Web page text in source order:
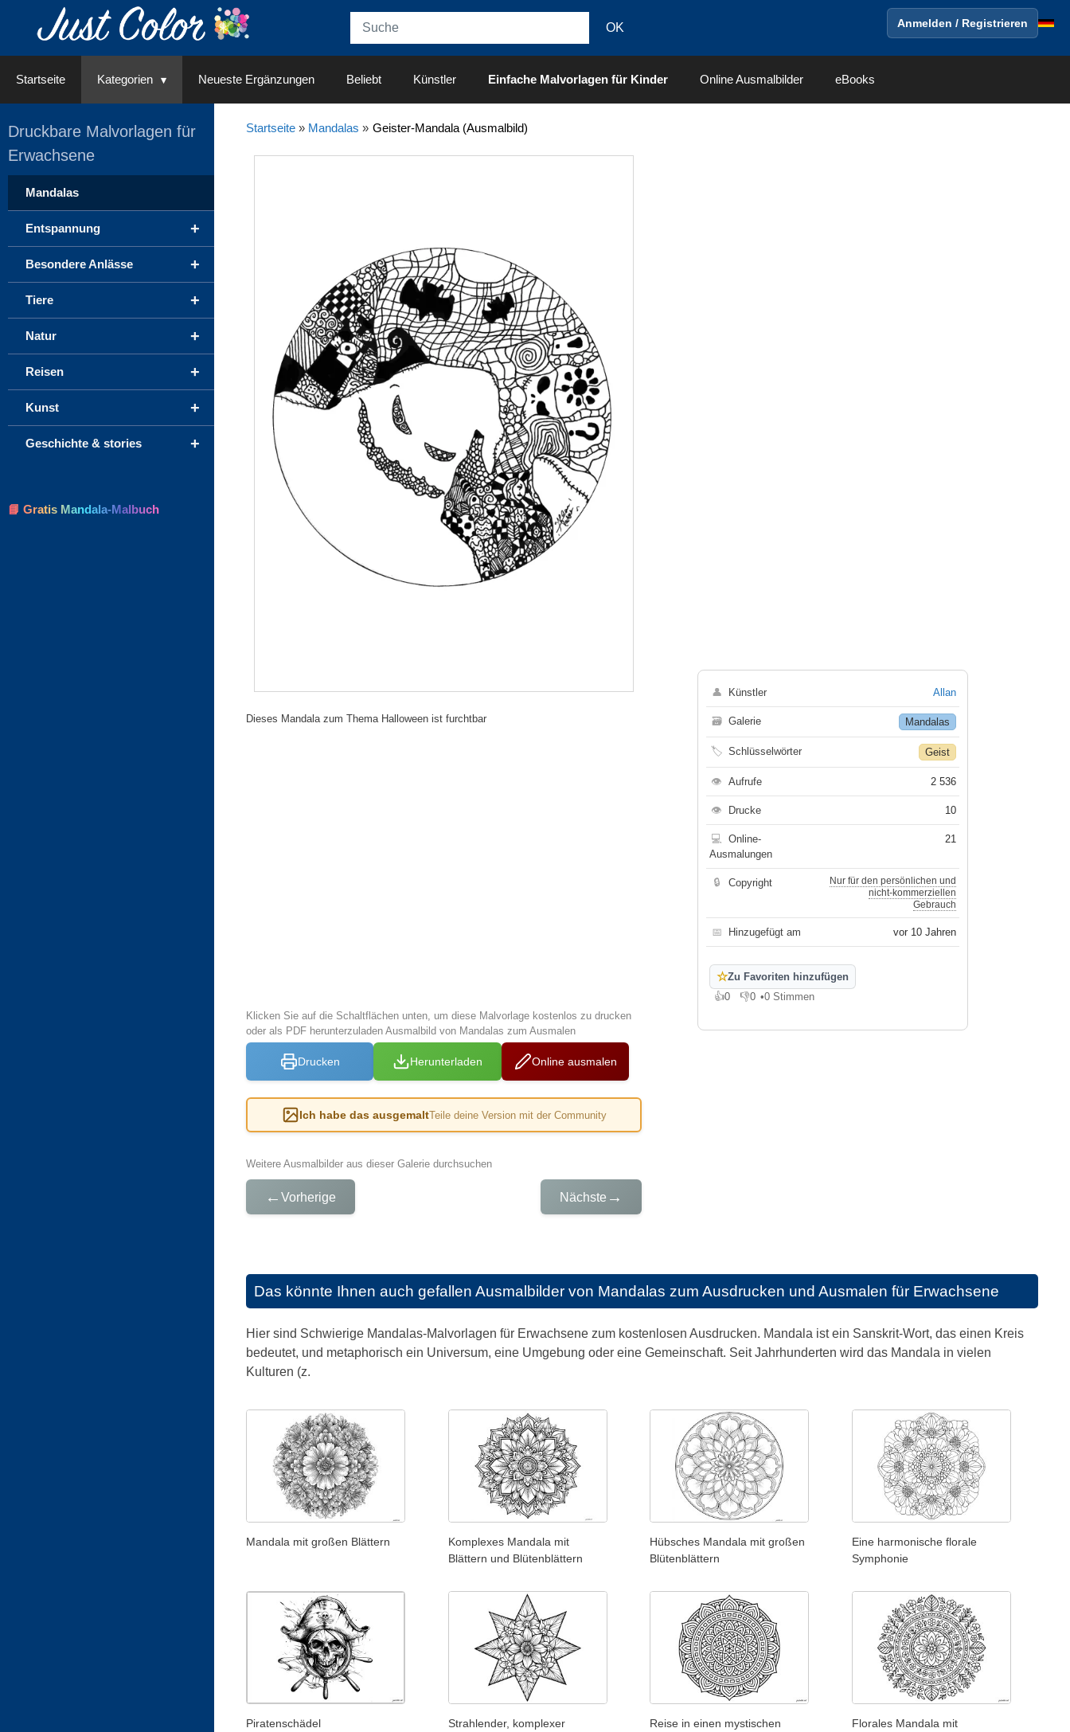
Anmelden / Registrieren
Startseite Kategorien Neueste Ergänzungen Beliebt Künstler Einfache Malvorlagen für Kinder Online Ausmalbilder eBooks
Startseite» Mandalas » Geister-Mandala (Ausmalbild)
Dieses Mandala zum Thema Halloween ist furchtbar
Klicken Sie auf die Schaltflächen unten, um diese Malvorlage kostenlos zu drucken
oder als PDF herunterzuladen Ausmalbild von Mandalas zum Ausmalen
Drucken Herunterladen Online ausmalen
Ich habe das ausgemaltTeile deine Version mit der Community
Weitere Ausmalbilder aus dieser Galerie durchsuchen
← Vorherige Nächste →
👤 Künstler Allan
🗃 Galerie Mandalas
🏷 Schlüsselwörter Geist
👁 Aufrufe 2 536
👁 Drucke 10
💻
Online-
Ausmalungen
21
🔒 Copyright
Nur für den persönlichen und
nicht-kommerziellen
Gebrauch
📅 Hinzugefügt am vor 10 Jahren
☆Zu Favoriten hinzufügen
👍0
Gefällt mir
👎0
Gefällt mir nicht
•0 Stimmen
Das könnte Ihnen auch gefallen Ausmalbilder von Mandalas zum Ausdrucken und Ausmalen für Erwachsene
Hier sind Schwierige Mandalas-Malvorlagen für Erwachsene zum kostenlosen Ausdrucken. Mandala ist ein Sanskrit-Wort, das einen Kreis
bedeutet, und metaphorisch ein Universum, eine Umgebung oder eine Gemeinschaft. Seit Jahrhunderten wird das Mandala in vielen
Kulturen (z.
Mandala mit großen Blättern
Komplexes Mandala mit
Blättern und Blütenblättern
Hübsches Mandala mit großen
Blütenblättern
Eine harmonische florale
Symphonie
Piratenschädel
Strahlender, komplexer
Reise in einen mystischen
Florales Mandala mit
Druckbare Malvorlagen für
Erwachsene
Mandalas
+
Entspannung
+
Besondere Anlässe
+
Tiere
+
Natur
+
Reisen
+
Kunst
+
Geschichte & stories
📘 Gratis Mandala-Malbuch